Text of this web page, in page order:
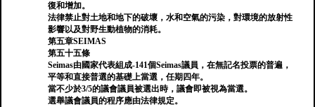
復和增加。
法律禁止對土地和地下的破壞，水和空氣的污染，對環境的放射性
影響以及對野生動植物的消耗。
第五章SEIMAS
第五十五條
Seimas由國家代表組成-141個Seimas議員，在無記名投票的普遍，
平等和直接普選的基礎上當選，任期四年。
當不少於3/5的議會議員被選出時，議會即被視為當選。
選舉議會議員的程序應由法律規定。